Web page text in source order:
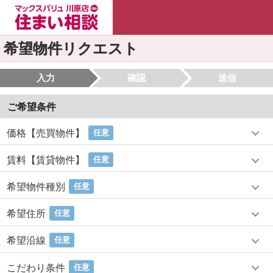
希望物件リクエスト
入力 確認 送信
ご希望条件
価格【売買物件】 任意
賃料【賃貸物件】 任意
希望物件種別 任意
希望住所 任意
希望沿線 任意
こだわり条件 任意